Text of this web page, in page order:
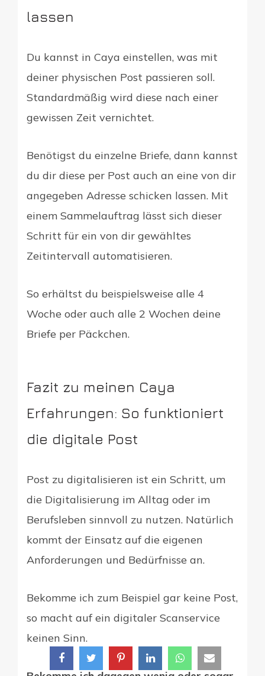
lassen
Du kannst in Caya einstellen, was mit
deiner physischen Post passieren soll.
Standardmäßig wird diese nach einer
gewissen Zeit vernichtet.
Benötigst du einzelne Briefe, dann kannst
du dir diese per Post auch an eine von dir
angegeben Adresse schicken lassen. Mit
einem Sammelauftrag lässt sich dieser
Schritt für ein von dir gewähltes
Zeitintervall automatisieren.
So erhältst du beispielsweise alle 4
Woche oder auch alle 2 Wochen deine
Briefe per Päckchen.
Fazit zu meinen Caya
Erfahrungen: So funktioniert
die digitale Post
Post zu digitalisieren ist ein Schritt, um
die Digitalisierung im Alltag oder im
Berufsleben sinnvoll zu nutzen. Natürlich
kommt der Einsatz auf die eigenen
Anforderungen und Bedürfnisse an.
Bekomme ich zum Beispiel gar keine Post,
so macht auf ein digitaler Scanservice
keinen Sinn.